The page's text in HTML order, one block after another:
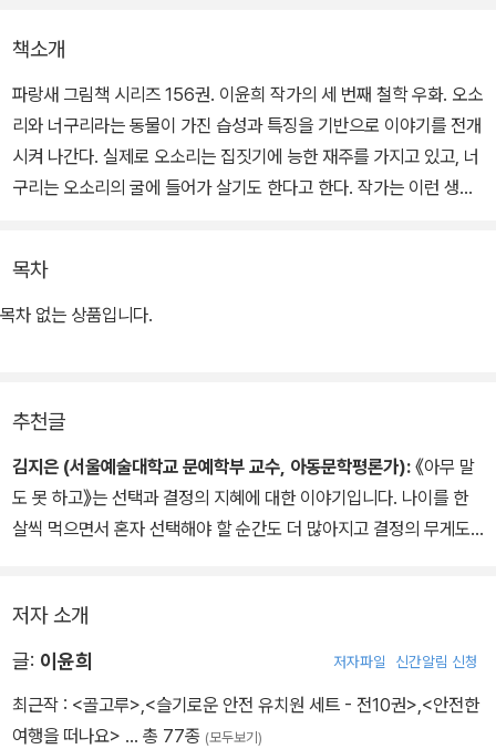
책소개
파랑새 그림책 시리즈 156권. 이윤희 작가의 세 번째 철학 우화. 오소
리와 너구리라는 동물이 가진 습성과 특징을 기반으로 이야기를 전개
시켜 나간다. 실제로 오소리는 집짓기에 능한 재주를 가지고 있고, 너
구리는 오소리의 굴에 들어가 살기도 한다고 한다. 작가는 이런 생태
일차원적으로 접근한다면 이야기는 오소리의 집에 무단침입을 한 너
구리의 행동에 문제가 있다는 결론을 두고 흘러갈 것이다. 하지만 작
위험한 상황임을 감지했으면서도 차일피일 미루다 결국 위험에 닥쳐
서야 후회하는 오소리의 모습을 통해 작가는 독자들에게 소통과 결단
에 대해서 생각할 기회를 준다. 이 책을 통해 아이들은 자신의 의사와
목차
목차 없는 상품입니다.
추천글
김지은 (서울예술대학교 문예학부 교수, 아동문학평론가): 《아무 말
도 못 하고》는 선택과 결정의 지혜에 대한 이야기입니다. 나이를 한
살씩 먹으면서 혼자 선택해야 할 순간도 더 많아지고 결정의 무게도
때는 내가 지금 결정을 내리지 않았을 때 어떤 문제가 일어나는지 생
각해 보도록 도와주세요. 또 생활 속의 작은 일부터 스스로 결정하고
주는 것도 잊지 마세요.
저자 소개
글: 이윤희 저자파일 신간알림 신청
최근작 : <골고루>,<슬기로운 안전 유치원 세트 - 전10권>,<안전한
여행을 떠나요> … 총 77종 (모두보기)